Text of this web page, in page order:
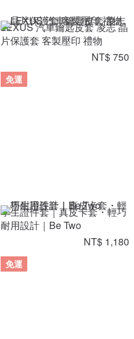
LEXUS 汽車鑰匙皮套 凌志 晶
片保護套 客製壓印 禮物
NT$ 750
免運
學生證件套｜真皮卡套・輕巧
耐用設計｜Be Two
NT$ 1,180
免運